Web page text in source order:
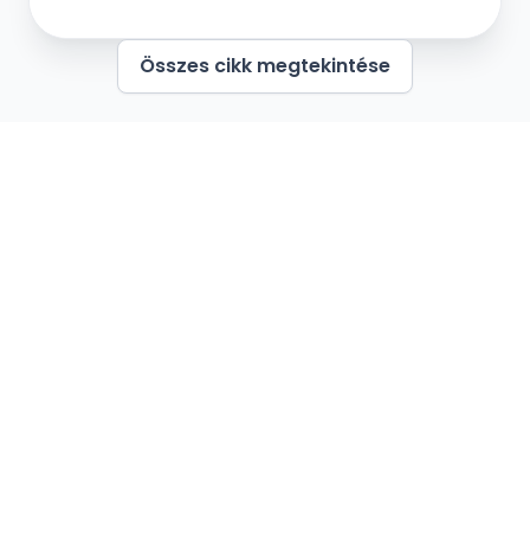
esküvőn kimondhassátok egymásnak a
boldogító igent szeretteitek és barátaitok
társaságában. Nézzük meg melyek a
Összes cikk megtekintése